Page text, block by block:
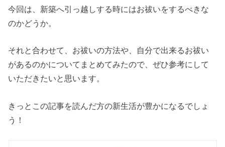
今回は、新築へ引っ越しする時にはお祓いをするべきな
のかどうか。
それと合わせて、お祓いの方法や、自分で出来るお祓い
があるのかについてまとめてみたので、ぜひ参考にして
いただきたいと思います。
きっとこの記事を読んだ方の新生活が豊かになるでしょ
う！